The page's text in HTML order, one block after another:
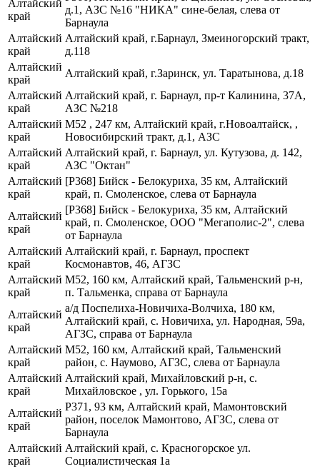
Алтайский
край
д.1, АЗС №16 "НИКА" сине-белая, слева от
Барнаула
Алтайский
край
Алтайский край, г.Барнаул, Змеиногорский тракт,
д.118
Алтайский
край
Алтайский край, г.Заринск, ул. Таратынова, д.18
Алтайский
край
Алтайский край, г. Барнаул, пр-т Калинина, 37А,
АЗС №218
Алтайский
край
М52 , 247 км, Алтайский край, г.Новоалтайск, ,
Новосибирский тракт, д.1, АЗС
Алтайский
край
Алтайский край, г. Барнаул, ул. Кутузова, д. 142,
АЗС "Октан"
Алтайский
край
[Р368] Бийск - Белокуриха, 35 км, Алтайский
край, п. Смоленское, слева от Барнаула
Алтайский
край
[Р368] Бийск - Белокуриха, 35 км, Алтайский
край, п. Смоленское, ООО "Мегаполис-2", слева
от Барнаула
Алтайский
край
Алтайский край, г. Барнаул, проспект
Космонавтов, 46, АГЗС
Алтайский
край
М52, 160 км, Алтайский край, Тальменский р-н,
п. Тальменка, справа от Барнаула
Алтайский
край
а/д Поспелиха-Новичиха-Волчиха, 180 км,
Алтайский край, с. Новичиха, ул. Народная, 59а,
АГЗС, справа от Барнаула
Алтайский
край
М52, 160 км, Алтайский край, Тальменский
район, с. Наумово, АГЗС, слева от Барнаула
Алтайский
край
Алтайский край, Михайловский р-н, с.
Михайловское , ул. Горького, 15а
Алтайский
край
Р371, 93 км, Алтайский край, Мамонтовский
район, поселок Мамонтово, АГЗС, слева от
Барнаула
Алтайский
край
Алтайский край, с. Красногорское ул.
Социалистическая 1а